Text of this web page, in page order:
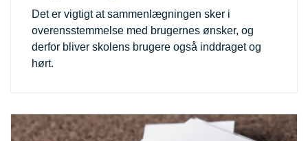
Det er vigtigt at sammenlægningen sker i
overensstemmelse med brugernes ønsker, og
derfor bliver skolens brugere også inddraget og
hørt.